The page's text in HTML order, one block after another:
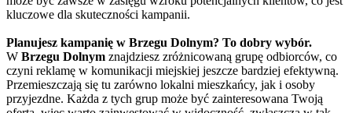
kluczowe dla skuteczności kampanii.
Planujesz kampanię w Brzegu Dolnym? To dobry wybór.
W Brzegu Dolnym znajdziesz zróżnicowaną grupę odbiorców, co
czyni reklamę w komunikacji miejskiej jeszcze bardziej efektywną.
Przemieszczają się tu zarówno lokalni mieszkańcy, jak i osoby
przyjezdne. Każda z tych grup może być zainteresowana Twoją